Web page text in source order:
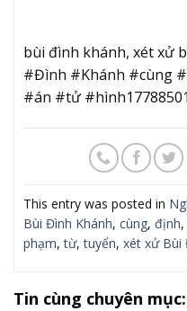
bùi đình khánh, xét xử
#Đình #Khánh #cùng
#án #tử
This entry was posted in
Bùi Đình Khánh, cùng, định,
phạm,từ,tuyển, xét xử Bùi
Tin cùng chuyên mục: